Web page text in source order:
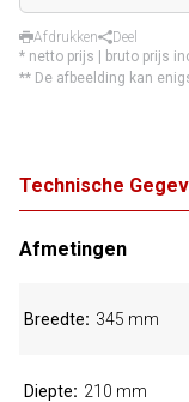
Afdrukken
Deel
* netto prijs | bruto prijs
** De afbeelding kan
Technische
Afmetingen
Breedte 345 mm
Diepte 210 mm